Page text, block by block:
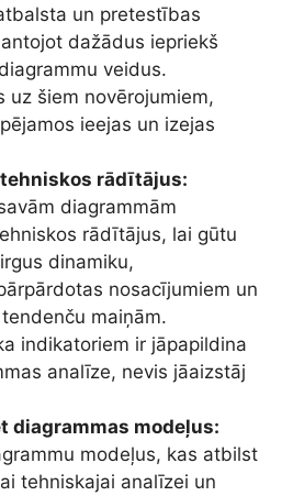
un pretestības
dažādus iepriekš
veidus.
uz šiem novērojumiem,
ieejas un izejas
rādītājus:
diagrammām
rādītājus, lai gūtu
dinamiku,
nosacījumiem un
maiņām.
indikatoriem ir jāpapildina
analīze, nevis jāaizstāj
diagrammas modeļus:
modeļus, kas atbilst
tehniskajai analīzei un